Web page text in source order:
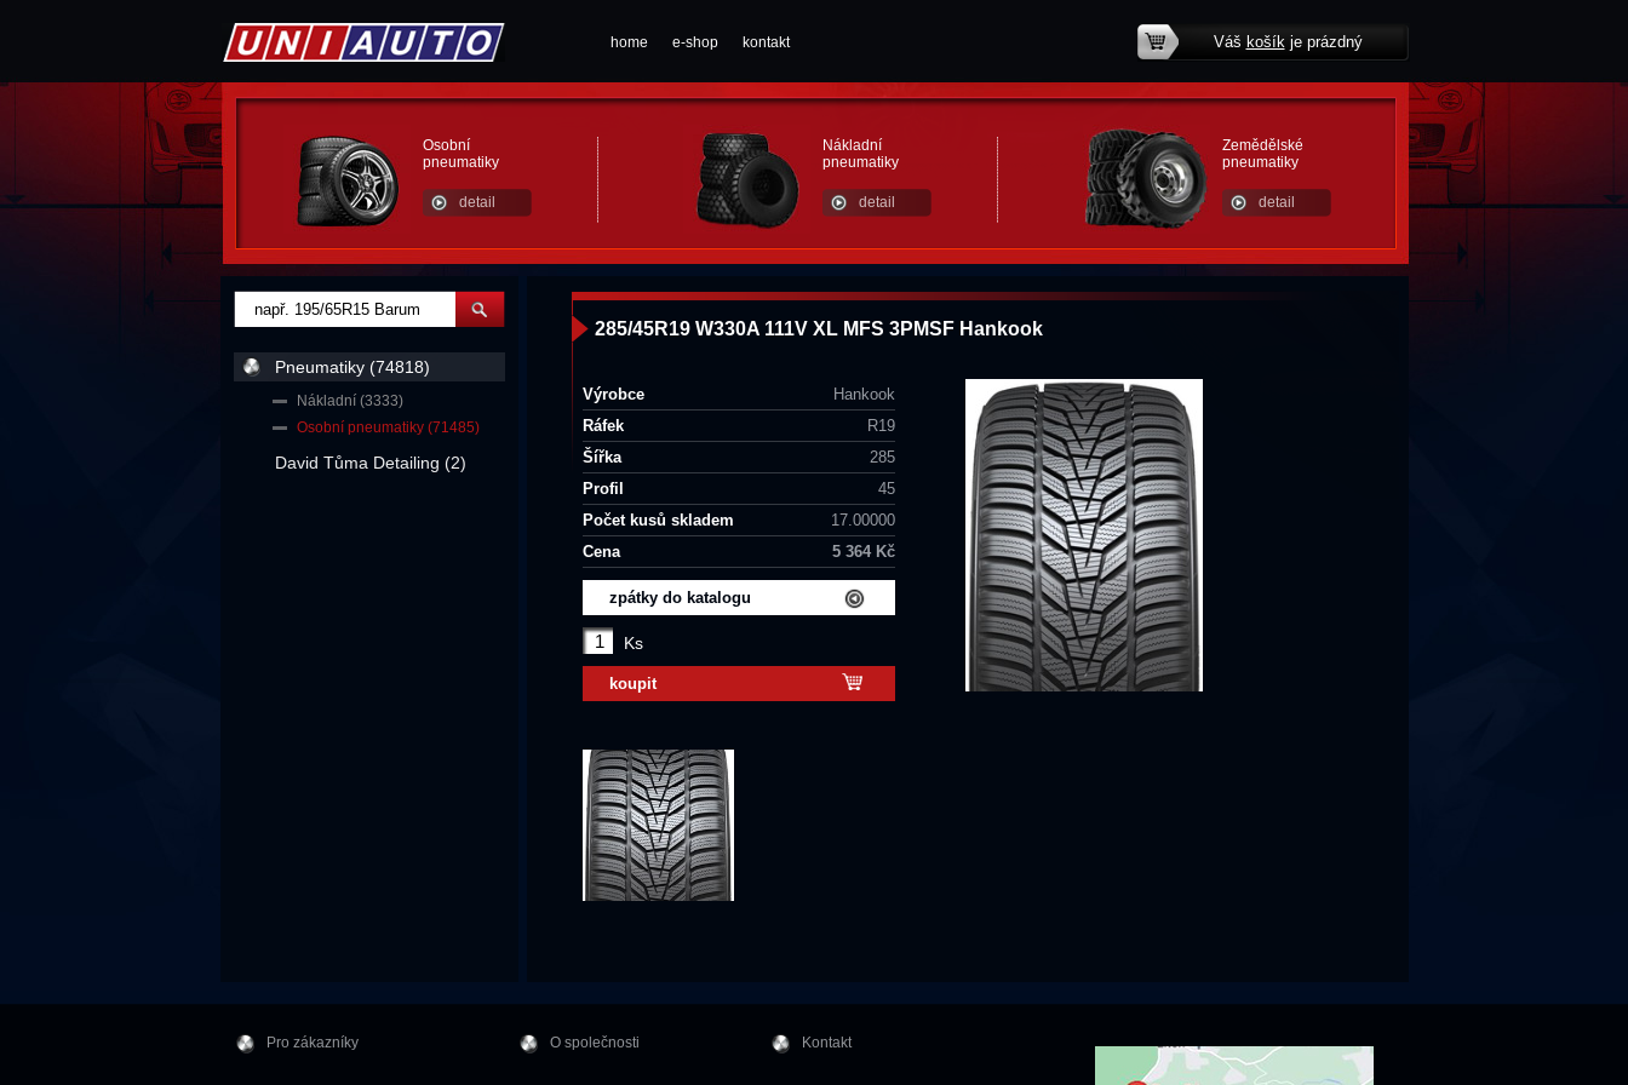
home e-shop kontakt Váš košíkje prázdný
Osobní
pneumatiky
detail
Nákladní
pneumatiky
detail
Zemědělské
pneumatiky
detail
285/45R19 W330A 111V XL MFS 3PMSF Hankook
Výrobce
Hankook
Ráfek
R19
Šířka
285
Profil
45
Počet kusů skladem
17.00000
Cena
5 364 Kč
zpátky do katalogu
Ks
koupit
Pneumatiky (74818)
Nákladní (3333)
Osobní pneumatiky (71485)
David Tůma Detailing (2)
Pro zákazníky O společnosti Kontakt